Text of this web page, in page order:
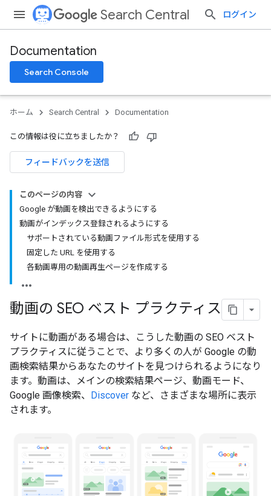
Search Central ログイン
Documentation
Search Console
ホーム Search Central Documentation
この情報は役に立ちましたか？
フィードバックを送信
このページの内容
Google が動画を検出できるようにする
動画がインデックス登録されるようにする
サポートされている動画ファイル形式を使用する
固定した URL を使用する
各動画専用の動画再生ページを作成する
動画の SEO ベスト プラクティス
サイトに動画がある場合は、こうした動画の SEO ベスト
プラクティスに従うことで、より多くの人が Google の動
画検索結果からあなたのサイトを見つけられるようになり
ます。動画は、メインの検索結果ページ、動画モード、
Google 画像検索、 Discover など、さまざまな場所に表示
されます。